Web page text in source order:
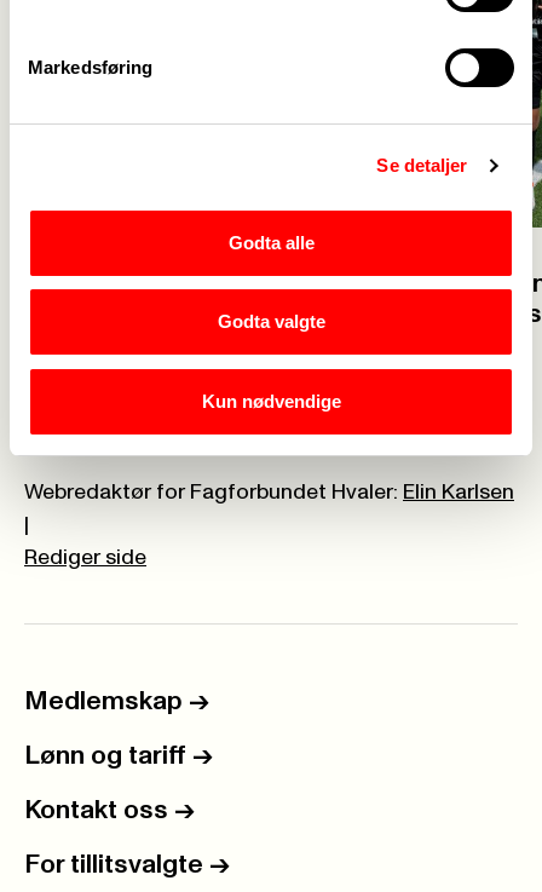
Markedsføring
Se detaljer
Godta alle
Godta valgte
Kun nødvendige
23. juli
Glad for at flere vil bli
barnehagelærer
Webredaktør for Fagforbundet Hvaler: Elin Karlsen
Rediger side
Medlemskap ->
Lønn og tariff ->
Kontakt oss ->
For tillitsvalgte ->